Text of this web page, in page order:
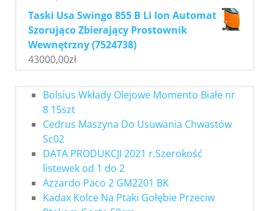
Taski Usa Swingo 855 B Li Ion Automat
Szorująco Zbierający Prostownik
Wewnętrzny (7524738)
43000,00zł
Bolsius Wkłady Olejowe Momento Białe nr
8 15szt
Cedrus Maszyna Do Usuwania Chwastów
Sc02
DATA PRODUKCJI 2021 r.Szerokość
listewek od 1 do 2
Azzardo Paco 2 GM2201 BK
Kadax Kolce Na Ptaki Gołębie Przeciw